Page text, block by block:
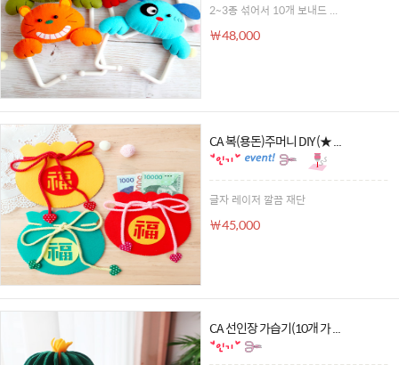
2~3종 섞어서 10개 보내드 ...
￦48,000
CA 복(용돈)주머니 DIY (★ ...
글자 레이저 깔끔 재단
￦45,000
CA 선인장 가습기(10개 가 ...